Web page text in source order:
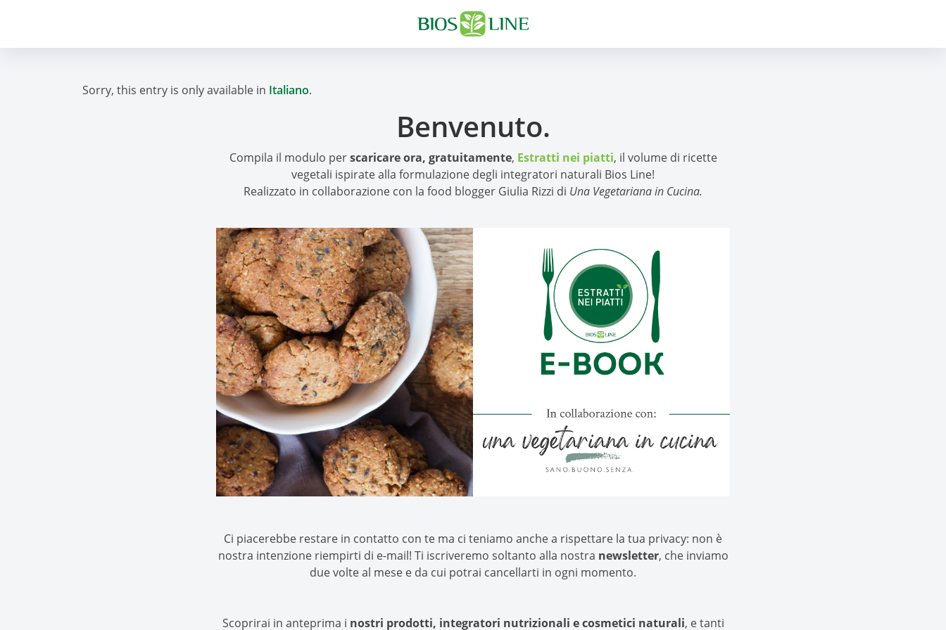
Sorry, this entry is only available in Italiano.
Benvenuto.
Compila il modulo perscaricare ora, gratuitamente, Estratti nei piatti, il volume di ricette
vegetali ispirate alla formulazione degli integratori naturali Bios Line!
Realizzato in collaborazione con la food blogger Giulia Rizzi di Una Vegetariana in Cucina.
Ci piacerebbe restare in contatto con te ma ci teniamo anche a rispettare la tua privacy: non è
nostra intenzione riempirti di e-mail! Ti iscriveremo soltanto alla nostra newsletter, che inviamo
due volte al mese e da cui potrai cancellarti in ogni momento.
Scoprirai in anteprima i nostri prodotti, integratori nutrizionali e cosmetici naturali, e tanti